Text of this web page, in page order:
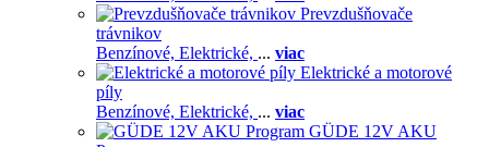
Prevzdušňovače
trávnikov
Benzínové, Elektrické, ... viac
Elektrické a motorové
píly
Benzínové, Elektrické, ... viac
GÜDE 12V AKU